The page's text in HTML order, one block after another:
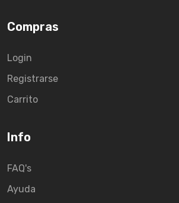
Compras
Login
Registrarse
Carrito
Info
FAQ's
Ayuda